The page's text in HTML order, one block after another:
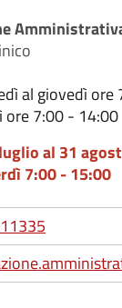
al giovedì ore
ore 7:00 - 14:00
al 31
7:00 - 15:00